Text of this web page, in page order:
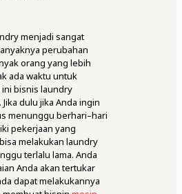
menjadi sangat
perubahan
orang yang lebih
ada waktu untuk
ini bisnis laundry
dulu jika Anda ingin
menunggu berhari–hari
pekerjaan yang
melakukan laundry
terlalu lama. Anda
Anda akan tertukar
dapat melakukannya